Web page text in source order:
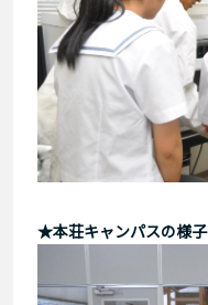
★本荘キャンパスの様子